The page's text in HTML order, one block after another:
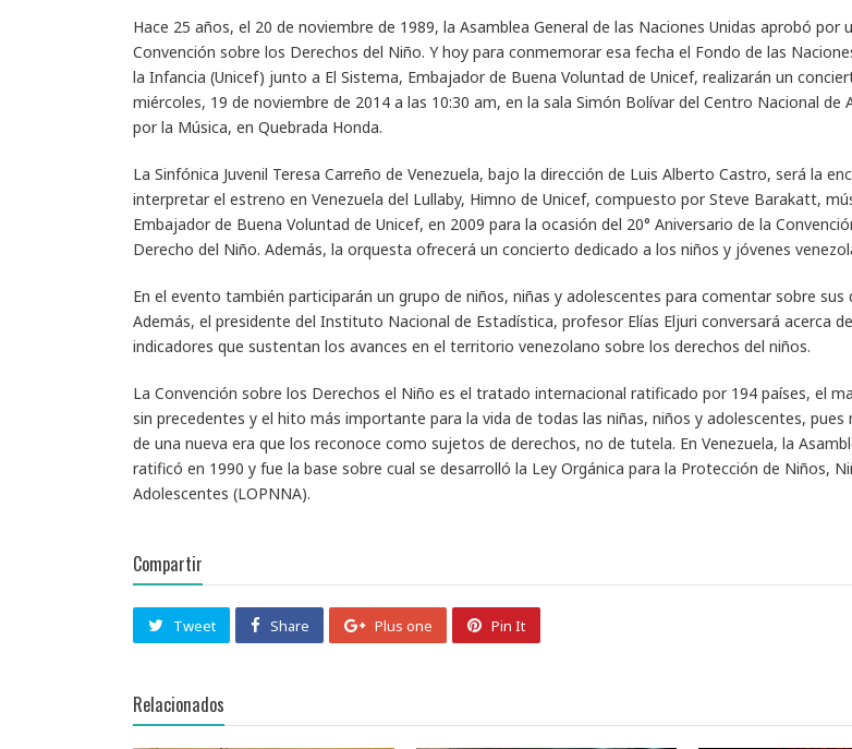
Hace 25 años, el 20 de noviembre de 1989, la Asamblea General de las Naciones Unidas aprobó por
Convención sobre los Derechos del Niño. Y hoy para conmemorar esa fecha el Fondo de las
la Infancia (Unicef) junto a El Sistema, Embajador de Buena Voluntad de Unicef, realizarán un
miércoles, 19 de noviembre de 2014 a las 10:30 am, en la sala Simón Bolívar del Centro Nacional de
por la Música, en Quebrada Honda.
La Sinfónica Juvenil Teresa Carreño de Venezuela, bajo la dirección de Luis Alberto Castro, será la
interpretar el estreno en Venezuela del Lullaby, Himno de Unicef, compuesto por Steve Barakatt,
Embajador de Buena Voluntad de Unicef, en 2009 para la ocasión del 20° Aniversario de la
Derecho del Niño. Además, la orquesta ofrecerá un concierto dedicado a los niños y jóvenes
En el evento también participarán un grupo de niños, niñas y adolescentes para comentar sobre sus
Además, el presidente del Instituto Nacional de Estadística, profesor Elías Eljuri conversará acerca
indicadores que sustentan los avances en el territorio venezolano sobre los derechos del niños.
La Convención sobre los Derechos el Niño es el tratado internacional ratificado por 194 países, el
sin precedentes y el hito más importante para la vida de todas las niñas, niños y adolescentes, pues
de una nueva era que los reconoce como sujetos de derechos, no de tutela. En Venezuela, la
ratificó en 1990 y fue la base sobre cual se desarrolló la Ley Orgánica para la Protección de Niños,
Adolescentes (LOPNNA).
Compartir
Tweet Share Plus one Pin It
Relacionados